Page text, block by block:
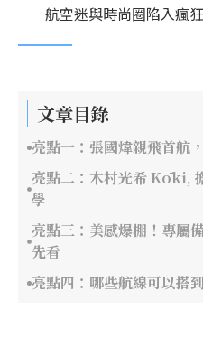
航空迷與時尚圈陷入瘋
文章目錄
亮點一：張國煒親飛首航
亮點二：木村光希 Kōki,
學
亮點三：美感爆棚！專屬
先看
亮點四：哪些航線可以搭